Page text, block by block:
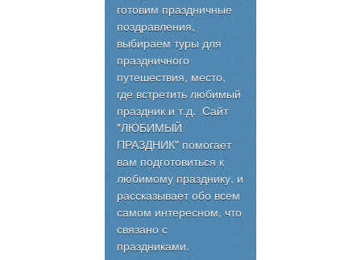
готовим праздничные
поздравления,
выбираем туры для
праздничного
путешествия, место,
где встретить любимый
праздник и т.д. Сайт
"ЛЮБИМЫЙ
ПРАЗДНИК" помогает
вам подготовиться к
любимому празднику, и
рассказывает обо всем
самом интересном, что
связано с
праздниками.